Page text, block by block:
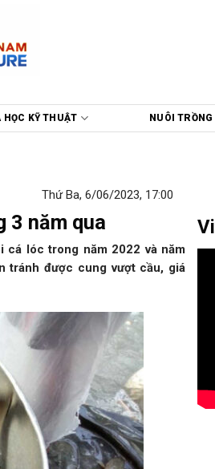
HỌC KỸ THUẬT NUÔI
Thứ Ba, 6/06/2023, 17:00
3 năm qua
cá lóc trong năm 2022 và năm
tránh được cung vượt cầu, giá